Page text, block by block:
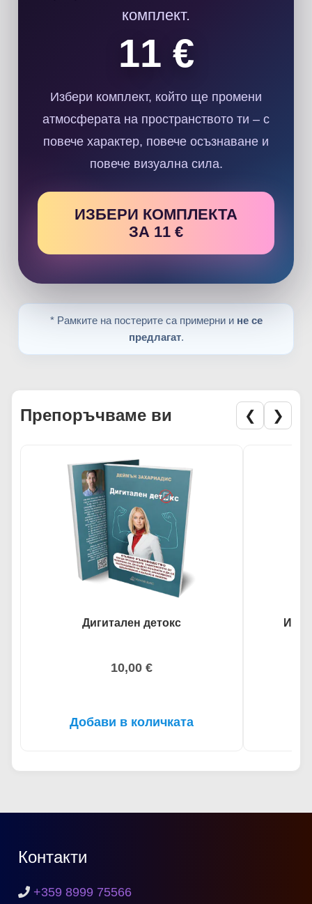
комплект.
11 €
Избери комплект, който ще промени
атмосферата на пространството ти – с
повече характер, повече осъзнаване и
повече визуална сила.
ИЗБЕРИ КОМПЛЕКТА
ЗА 11 €
* Рамките на постерите са примерни и не се
предлагат.
Препоръчваме ви ❮ ❯
Дигитален детокс
10,00 €
Добави в количката
Контакти
+359 8999 75566